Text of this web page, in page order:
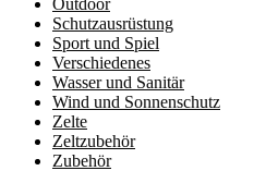
Schutzausrüstung
Sport und Spiel
Verschiedenes
Wasser und Sanitär
Wind und Sonnenschutz
Zelte
Zeltzubehör
Zubehör